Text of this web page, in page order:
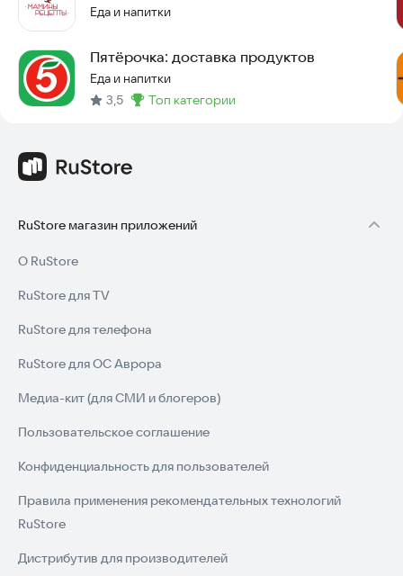
Еда и напитки
Пятёрочка: доставка продуктов
Еда и напитки
3,5
Метка:
топ категории
RuStore магазин приложений
О RuStore
RuStore для TV
RuStore для телефона
RuStore для ОС Аврора
Медиа-кит (для СМИ и блогеров)
Пользовательское соглашение
Конфиденциальность для пользователей
Правила применения рекомендательных технологий
RuStore
Дистрибутив для производителей